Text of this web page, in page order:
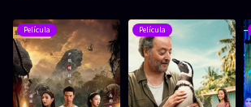
Película Película